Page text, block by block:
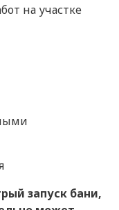
на участке
запуск бани,